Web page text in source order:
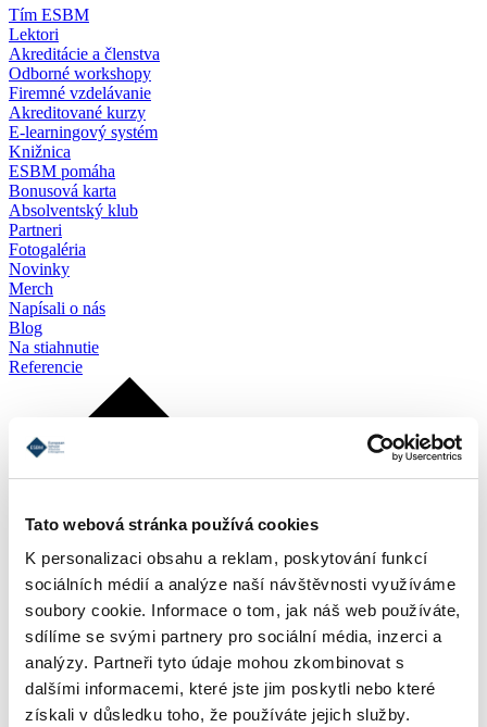
Tato webová stránka používá cookies
K personalizaci obsahu a reklam, poskytování funkcí
sociálních médií a analýze naší návštěvnosti využíváme
soubory cookie. Informace o tom, jak náš web používáte,
sdílíme se svými partnery pro sociální média, inzerci a
analýzy. Partneři tyto údaje mohou zkombinovat s
dalšími informacemi, které jste jim poskytli nebo které
získali v důsledku toho, že používáte jejich služby.
Tím ESBM
Lektori
Akreditácie a členstva
Odborné workshopy
Firemné vzdelávanie
Akreditované kurzy
E-learningový systém
Knižnica
ESBM pomáha
Bonusová karta
Absolventský klub
Partneri
Fotogaléria
Novinky
Merch
Napísali o nás
Blog
Na stiahnutie
Referencie